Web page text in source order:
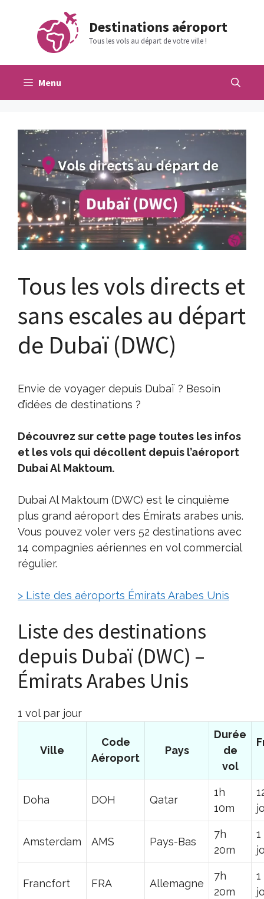
contenu
Destinations aéroport
Tous les vols au départ de votre ville !
Menu
Tous les vols directs et
sans escales au départ
de Dubaï (DWC)
Envie de voyager depuis Dubaï ? Besoin
d’idées de destinations ?
Découvrez sur cette page toutes les infos
et les vols qui décollent depuis l’aéroport
Dubai Al Maktoum.
Dubai Al Maktoum (DWC) est le cinquième
plus grand aéroport des Émirats arabes unis.
Vous pouvez voler vers 52 destinations avec
14 compagnies aériennes en vol commercial
régulier.
> Liste des aéroports Émirats Arabes Unis
Liste des destinations
depuis Dubaï (DWC) –
Émirats Arabes Unis
1 vol par jour
Ville
Code
Aéroport
Pays
Durée
de
vol
Doha DOH Qatar
1h
10m
Amsterdam AMS Pays-Bas
7h
20m
Francfort FRA Allemagne
7h
20m